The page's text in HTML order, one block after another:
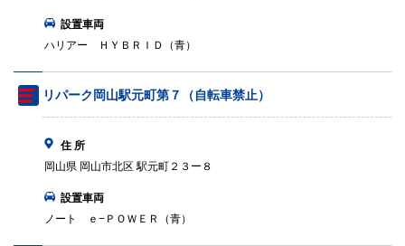
設置車両
ハリアー ＨＹＢＲＩＤ（青）
リパーク岡山駅元町第７（自転車禁止）
住 所
岡山県 岡山市北区 駅元町２３ー８
設置車両
ノート ｅ−ＰＯＷＥＲ（青）